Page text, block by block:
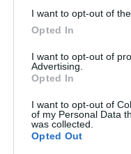
I want to opt-out of
Opted In
I want to opt-out of
Advertising.
Opted In
I want to opt-out of
of my Personal Data
was collected.
Opted Out